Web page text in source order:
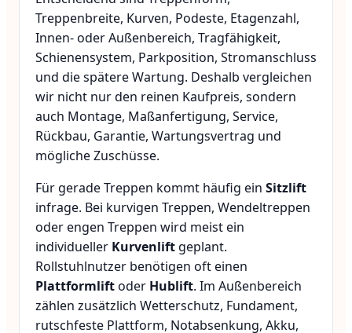
Treppenbreite, Kurven, Podeste, Etagenzahl,
Innen- oder Außenbereich, Tragfähigkeit,
Schienensystem, Parkposition, Stromanschluss
und die spätere Wartung. Deshalb vergleichen
wir nicht nur den reinen Kaufpreis, sondern
auch Montage, Maßanfertigung, Service,
Rückbau, Garantie, Wartungsvertrag und
mögliche Zuschüsse.
Für gerade Treppen kommt häufig ein Sitzlift
infrage. Bei kurvigen Treppen, Wendeltreppen
oder engen Treppen wird meist ein
individueller Kurvenlift geplant.
Rollstuhlnutzer benötigen oft einen
Plattformliftoder Hublift. Im Außenbereich
zählen zusätzlich Wetterschutz, Fundament,
rutschfeste Plattform, Notabsenkung, Akku,